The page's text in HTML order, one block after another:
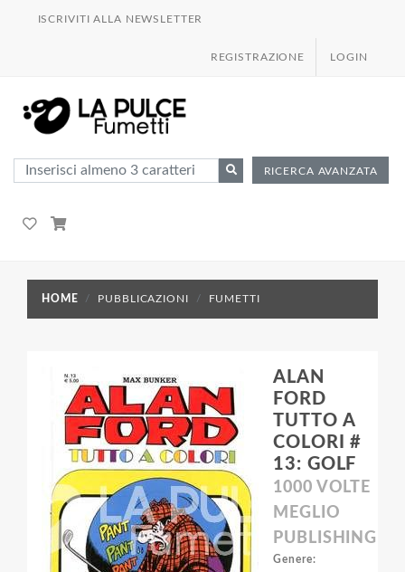
ISCRIVITI ALLA NEWSLETTER
REGISTRAZIONE LOGIN
RICERCA AVANZATA
HOME PUBBLICAZIONI FUMETTI
ALAN
FORD
TUTTO A
COLORI #
13: GOLF
1000 VOLTE
MEGLIO
PUBLISHING
Genere: